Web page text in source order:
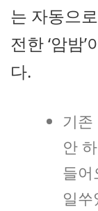
는 자동으
전한 ‘암밤
다.
기존
안
들어
일